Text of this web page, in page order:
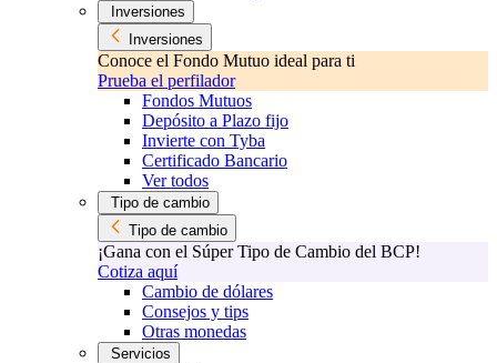
Inversiones
Inversiones
Conoce el Fondo Mutuo ideal para ti
Prueba el perfilador
Fondos Mutuos
Depósito a Plazo fijo
Invierte con Tyba
Certificado Bancario
Ver todos
Tipo de cambio
Tipo de cambio
¡Gana con el Súper Tipo de Cambio del BCP!
Cotiza aquí
Cambio de dólares
Consejos y tips
Otras monedas
Servicios